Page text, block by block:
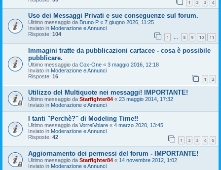
1 2 3 4
Uso dei Messaggi Privati e sue conseguenze sul forum.
Ultimo messaggio da Bruno P « 7 giugno 2026, 11:25
Inviato in Moderazione e Annunci
Risposte: 104 1 … 8 9 10 11
Immagini tratte da pubblicazioni cartacee - cosa è possibile
pubblicare.
Ultimo messaggio da Cox-One « 3 maggio 2016, 12:18
Inviato in Moderazione e Annunci
Risposte: 16 1 2
Utilizzo del Multiquote nei messaggi! IMPORTANTE!
Ultimo messaggio da Starfighter84 « 23 maggio 2014, 17:32
Inviato in Moderazione e Annunci
I tanti "Perchè?" di Modeling Time!!
Ultimo messaggio da VorreiVolare « 4 marzo 2020, 13:45
Inviato in Moderazione e Annunci
Risposte: 42 1 2 3 4 5
Aggiornamento dei permessi del forum - IMPORTANTE!
Ultimo messaggio da Starfighter84 « 14 novembre 2012, 1:02
Inviato in Moderazione e Annunci